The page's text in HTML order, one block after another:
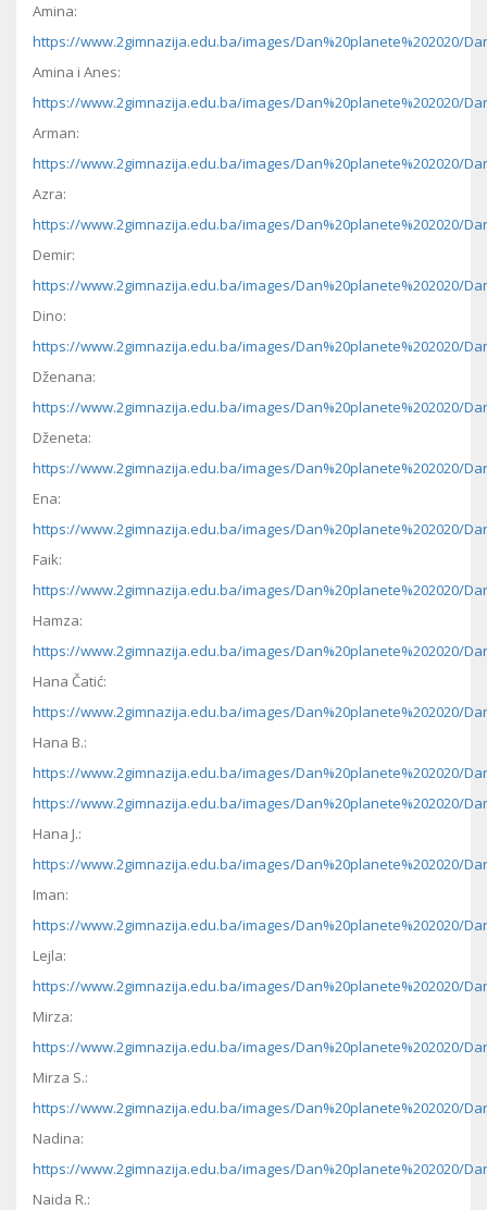
Amina:
https://www.2gimnazija.edu.ba/images/Dan%20planete%202020/
Amina i Anes:
https://www.2gimnazija.edu.ba/images/Dan%20planete%202020/
Arman:
https://www.2gimnazija.edu.ba/images/Dan%20planete%202020/
Azra:
https://www.2gimnazija.edu.ba/images/Dan%20planete%202020/
Demir:
https://www.2gimnazija.edu.ba/images/Dan%20planete%202020/
Dino:
https://www.2gimnazija.edu.ba/images/Dan%20planete%202020/
Dženana:
https://www.2gimnazija.edu.ba/images/Dan%20planete%202020/
Dženeta:
https://www.2gimnazija.edu.ba/images/Dan%20planete%202020/
Ena:
https://www.2gimnazija.edu.ba/images/Dan%20planete%202020/
Faik:
https://www.2gimnazija.edu.ba/images/Dan%20planete%202020/
Hamza:
https://www.2gimnazija.edu.ba/images/Dan%20planete%202020/
Hana Čatić:
https://www.2gimnazija.edu.ba/images/Dan%20planete%202020/
Hana B.:
https://www.2gimnazija.edu.ba/images/Dan%20planete%202020/
https://www.2gimnazija.edu.ba/images/Dan%20planete%202020/
Hana J.:
https://www.2gimnazija.edu.ba/images/Dan%20planete%202020/
Iman:
https://www.2gimnazija.edu.ba/images/Dan%20planete%202020/
Lejla:
https://www.2gimnazija.edu.ba/images/Dan%20planete%202020/
Mirza:
https://www.2gimnazija.edu.ba/images/Dan%20planete%202020/
Mirza S.:
https://www.2gimnazija.edu.ba/images/Dan%20planete%202020/
Nadina:
https://www.2gimnazija.edu.ba/images/Dan%20planete%202020/
Naida R.: